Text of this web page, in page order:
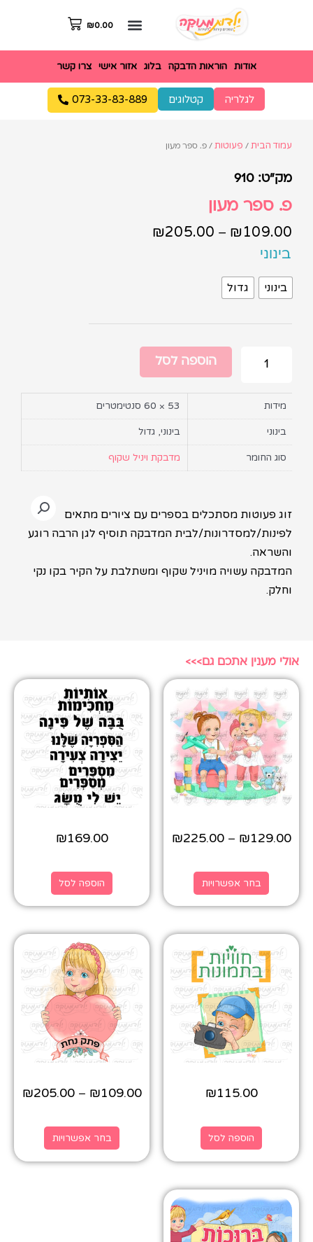
₪0.00
אודות הוראות הדבקה בלוג אזור אישי צרו קשר
לגלריה קטלוגים 073-33-83-889
עמוד הבית / פעוטות / פ. ספר מעון
מק"ט: 910
פ. ספר מעון
₪109.00
–
₪205.00
בינוני
בינוני גדול
הוספה לסל
מידות 53 × 60 סנטימטרים
בינוני בינוני, גדול
סוג החומר מדבקת ויניל שקוף
זוג פעוטות מסתכלים בספרים עם ציורים מתאים
לפינות/למסדרונות/לבית המדבקה תוסיף לגן הרבה רוגע
והשראה.
המדבקה עשויה מויניל שקוף ומשתלבת על הקיר בקו נקי
וחלק.
אולי מענין אתכם גם>>>
₪129.00
–
₪225.00
בחר אפשרויות
₪169.00
הוספה לסל
₪115.00
הוספה לסל
₪109.00
–
₪205.00
בחר אפשרויות